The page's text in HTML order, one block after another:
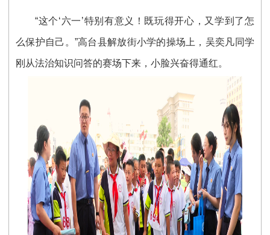
“这个‘六一’特别有意义！既玩得开心，又学到了怎
么保护自己。”高台县解放街小学的操场上，吴奕凡同学
刚从法治知识问答的赛场下来，小脸兴奋得通红。